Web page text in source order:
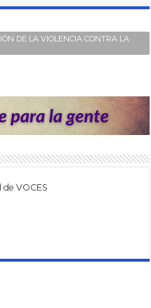
DE LA VIOLENCIA CONTRA LA
VOCES